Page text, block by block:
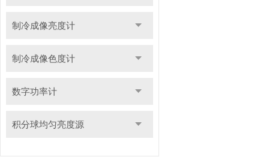
制冷成像亮度计
制冷成像色度计
数字功率计
积分球均匀亮度源